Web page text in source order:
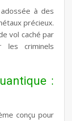
à des
précieux.
vol caché par
les criminels
:
conçu pour